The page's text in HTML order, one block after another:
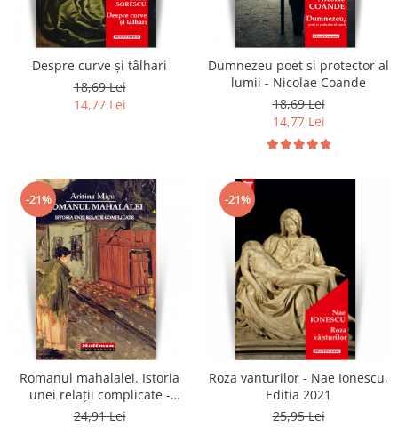
Despre curve și tâlhari
18,69 Lei
14,77 Lei
Dumnezeu poet si protector al
lumii - Nicolae Coande
18,69 Lei
14,77 Lei
-21%
Romanul mahalalei. Istoria
unei relaţii complicate -
Aritina Micu
24,91 Lei
-21%
Roza vanturilor - Nae Ionescu,
Editia 2021
25,95 Lei